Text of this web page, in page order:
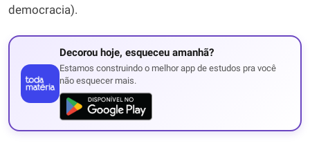
democracia).
Decorou hoje, esqueceu amanhã?
Estamos construindo o melhor app de estudos pra você
não esquecer mais.